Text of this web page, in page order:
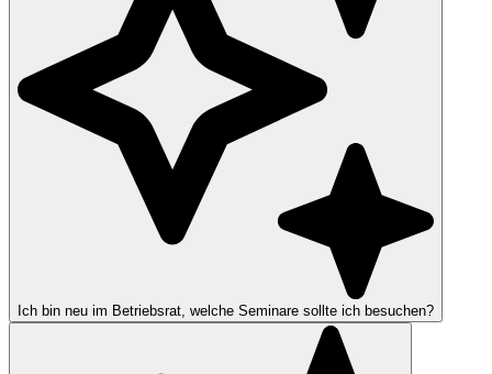
Ich bin neu im Betriebsrat, welche Seminare sollte ich besuchen?